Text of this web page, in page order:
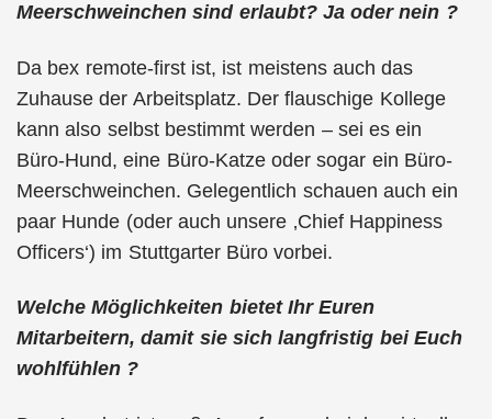
Meerschweinchen sind erlaubt? Ja oder nein ?
Da bex remote-first ist, ist meistens auch das
Zuhause der Arbeitsplatz. Der flauschige Kollege
kann also selbst bestimmt werden – sei es ein
Büro-Hund, eine Büro-Katze oder sogar ein Büro-
Meerschweinchen. Gelegentlich schauen auch ein
paar Hunde (oder auch unsere ‚Chief Happiness
Officers‘) im Stuttgarter Büro vorbei.
Welche Möglichkeiten bietet Ihr Euren
Mitarbeitern, damit sie sich langfristig bei Euch
wohlfühlen ?